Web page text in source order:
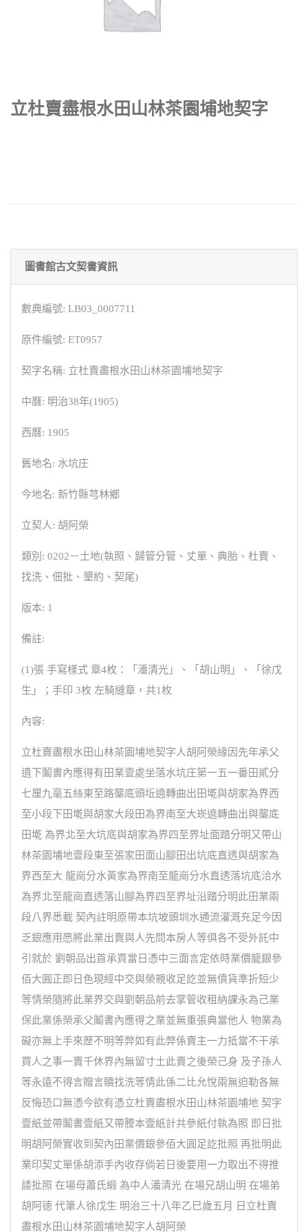
立杜賣盡根水田山林茶園埔地契字
圖書館古文契書資訊
數典編號: LB03_0007711
原件編號: ET0957
契字名稱: 立杜賣盡根水田山林茶園埔地契字
中曆: 明治38年(1905)
西曆: 1905
舊地名: 水坑庄
今地名: 新竹縣芎林鄉
立契人: 胡阿榮
類別: 0202－土地(執照、歸管分管、丈單、典胎、杜賣、
找洗、佃批、墾約、契尾)
版本: 1
備註:
(1)張 手寫樣式 章4枚：「潘清光」、「胡山明」、「徐戊
生」；手印 3枚 左騎縫章，共1枚
內容:
立杜賣盡根水田山林茶園埔地契字人胡阿榮緣因先年承父
遺下鬮書內應得有田業壹處坐落水坑庄第一五一番田貳分
七厘九毫五絲東至路壟底頭坵遶轉曲出田墘與胡家為界西
至小段下田墘與胡家大段田為界南至大崁遶轉曲出與壟底
田墘 為界北至大坑底與胡家為界四至界址面踏分明又帶山
林茶園埔地壹段東至張家田面山腳田出坑底直透與胡家為
界西至大 龍崗分水黃家為界南至龍崗分水直透落坑底洽水
為界北至龍崗直透落山腳為界四至界址沿踏分明此田業兩
段八界悉載 契內註明原帶本坑坡頭圳水通流灌溉充足今因
乏銀應用愿將此業出賣與人先問本房人等俱各不受外託中
引就於 劉朝品出首承買當日憑中三面言定依時業價龍銀參
佰大圓正即日色現經中交與榮親收足訖並無債貨準折短少
等情榮隨將此業界交與劉朝品前去掌管收租納課永為己業
保此業係榮承父鬮書內應得之業並無重張典當他人 物業為
礙亦無上手來歷不明等弊如有此弊係賣主一力抵當不干承
買人之事一賣千休界內無留寸土此賣之後榮己身 及子孫人
等永遠不得言贈言贖找洗等情此係二比允悅兩無迫勒各無
反悔恐口無憑今欲有憑立杜賣盡根水田山林茶園埔地 契字
壹紙並帶鬮書壹紙又帶謄本壹紙計共參紙付執為照 即日批
明胡阿榮實收到契內田業價銀參佰大圓足訖批照 再批明此
業印契丈單係胡添手內收存倘若日後要用一力取出不得推
諉批照 在場母蕭氏緞 為中人潘清光 在場兄胡山明 在場弟
胡阿德 代筆人徐戊生 明治三十八年乙巳歲五月 日立杜賣
盡根水田山林茶園埔地契字人胡阿榮